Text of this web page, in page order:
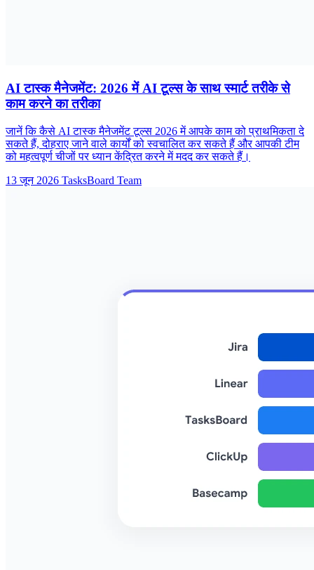
AI टास्क मैनेजमेंट: 2026 में AI टूल्स के साथ स्मार्ट तरीके से
काम करने का तरीका
जानें कि कैसे AI टास्क मैनेजमेंट टूल्स 2026 में आपके काम को प्राथमिकता दे
सकते हैं, दोहराए जाने वाले कार्यों को स्वचालित कर सकते हैं और आपकी टीम
को महत्वपूर्ण चीजों पर ध्यान केंद्रित करने में मदद कर सकते हैं।
13 जून 2026 TasksBoard Team